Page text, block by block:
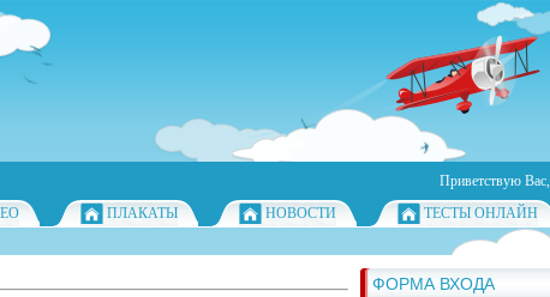
Приветствую Вас,
ПЛАКАТЫ НОВОСТИ
ТЕСТЫ ОНЛАЙН
ФОРМА ВХОДА